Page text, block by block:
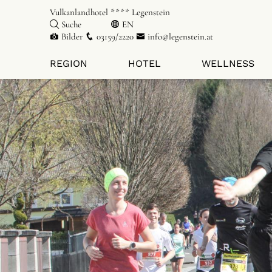
Vulkanlandhotel **** Legenstein
Suche
EN
Bilder
03159/2220 info@legenstein.at
REGION HOTEL WELLNESS